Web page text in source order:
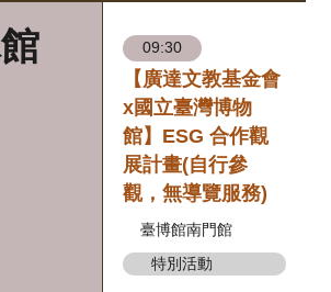
09:30
【廣達文教基金會
x國立臺灣博物
館】ESG 合作觀
展計畫(自行參
觀，無導覽服務)
臺博館南門館
特別活動